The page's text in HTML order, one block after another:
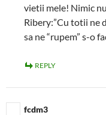
vietii mele! Nimic
Ribery:”Cu totii ne
sa ne “rupem” s-o
REPLY
fcdm3